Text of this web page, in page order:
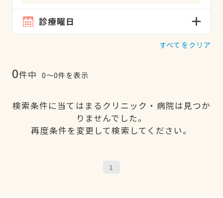
診療曜日
すべてをクリア
0件中 0〜0件を表示
検索条件に当てはまるクリニック・病院は見つか
りませんでした。
再度条件を変更して検索してください。
1